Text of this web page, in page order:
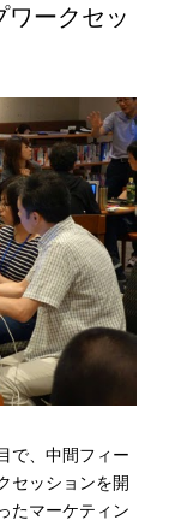
ークセッ
で、中間フィー
セッションを開
たマーケティン